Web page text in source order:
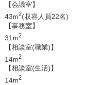
【会議室】
43m2(収容人員22名)
【事務室】
31m2
【相談室(職業)】
14m2
【相談室(生活)】
14m2